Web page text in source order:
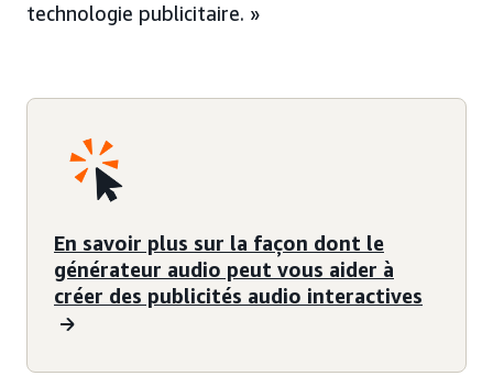
technologie publicitaire. »
En savoir plus sur la façon dont le
générateur audio peut vous aider à
créer des publicités audio interactives